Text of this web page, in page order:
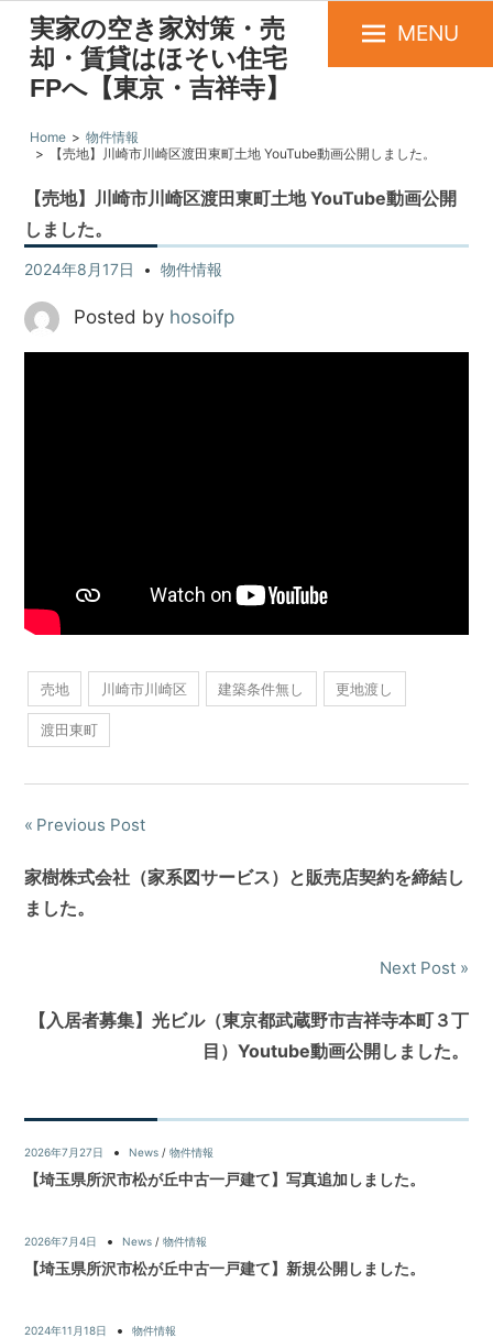
実家の空き家対策・売
却・賃貸はほそい住宅
FPへ【東京・吉祥寺】
MENU
Home
物件情報
【売地】川崎市川崎区渡田東町土地 YouTube動画公開しました。
【売地】川崎市川崎区渡田東町土地 YouTube動画公開
しました。
2024年8月17日 物件情報
Posted by hosoifp
売地 川崎市川崎区 建築条件無し 更地渡し
渡田東町
Previous Post
家樹株式会社（家系図サービス）と販売店契約を締結し
ました。
Next Post
【入居者募集】光ビル（東京都武蔵野市吉祥寺本町３丁
目）Youtube動画公開しました。
2026年7月27日 News/ 物件情報
【埼玉県所沢市松が丘中古一戸建て】写真追加しました。
2026年7月4日 News/ 物件情報
【埼玉県所沢市松が丘中古一戸建て】新規公開しました。
2024年11月18日 物件情報